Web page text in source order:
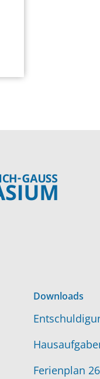
Downloads
Ferienplan